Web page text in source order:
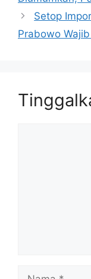
Setop
Prabowo
Nama